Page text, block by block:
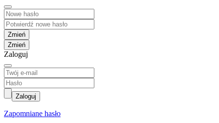
Zmień
Zaloguj
Zaloguj
Zapomniane hasło